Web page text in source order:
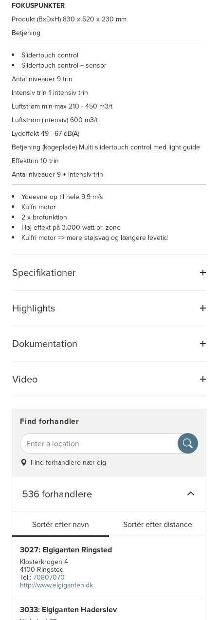
Specifikationer
Highlights
Dokumentation
Video
FOKUSPUNKTER
Produkt (BxDxH) 830 x 520 x 230 mm
Betjening
Slidertouch control
Slidertouch control + sensor
Antal niveauer 9 trin
Intensiv trin 1 intensiv trin
Luftstrøm min-max 210 - 450 m3/t
Luftstrøm (intensiv) 600 m3/t
Lydeffekt 49 - 67 dB(A)
Betjening (kogeplade) Multi slidertouch control med light guide
Effekttrin 10 trin
Antal niveauer 9 + intensiv trin
Ydeevne op til hele 9,9 m/s
Kulfri motor
2 x brofunktion
Høj effekt på 3.000 watt pr. zone
Kulfri motor => mere støjsvag og længere levetid
Find forhandler
Find forhandlere nær dig
536 forhandlere
Sortér efter navn Sortér efter distance
3027: Elgiganten Ringsted
Klosterkrogen 4
4100 Ringsted
Tel.: 70807070
http://www.elgiganten.dk
3033: Elgiganten Haderslev